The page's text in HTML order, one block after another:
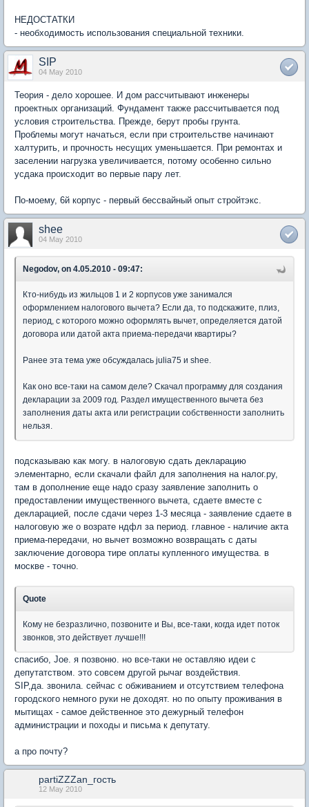
НЕДОСТАТКИ
- необходимость использования специальной техники.
SIP
04 May 2010
Теория - дело хорошее. И дом рассчитывают инженеры
проектных организаций. Фундамент также рассчитывается под
условия строительства. Прежде, берут пробы грунта.
Проблемы могут начаться, если при строительстве начинают
халтурить, и прочность несущих уменьшается. При ремонтах и
заселении нагрузка увеличивается, потому особенно сильно
усдака происходит во первые пару лет.
По-моему, 6й корпус - первый бессвайный опыт стройтэкс.
shee
04 May 2010
Negodov, on 4.05.2010 - 09:47:
Кто-нибудь из жильцов 1 и 2 корпусов уже занимался
оформлением налогового вычета? Если да, то подскажите, плиз,
период, с которого можно оформлять вычет, определяется датой
договора или датой акта приема-передачи квартиры?
Ранее эта тема уже обсуждалась julia75 и shee.
Как оно все-таки на самом деле? Скачал программу для создания
декларации за 2009 год. Раздел имущественного вычета без
заполнения даты акта или регистрации собственности заполнить
нельзя.
подсказываю как могу. в налоговую сдать декларацию
элементарно, если скачали файл для заполнения на налог.ру,
там в дополнение еще надо сразу заявление заполнить о
предоставлении имущественного вычета, сдаете вместе с
декларацией, после сдачи через 1-3 месяца - заявление сдаете в
налоговую же о возрате ндфл за период. главное - наличие акта
приема-передачи, но вычет возможно возвращать с даты
заключение договора тире оплаты купленного имущества. в
москве - точно.
Quote
Кому не безразлично, позвоните и Вы, все-таки, когда идет поток
звонков, это действует лучше!!!
спасибо, Joe. я позвоню. но все-таки не оставляю идеи с
депутатством. это совсем другой рычаг воздействия.
SIP,да. звонила. сейчас с обживанием и отсутствием телефона
городского немного руки не доходят. но по опыту проживания в
мытищах - самое действенное это дежурный телефон
администрации и походы и письма к депутату.
а про почту?
partiZZZan_гость
12 May 2010